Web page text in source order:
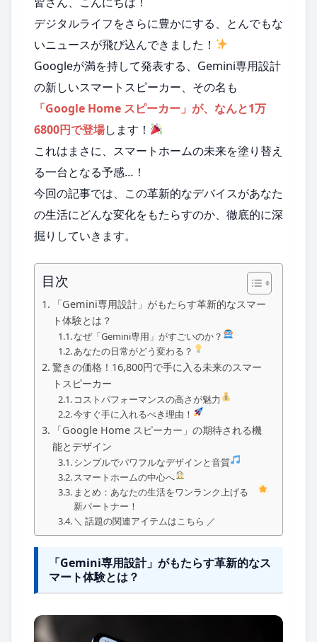
デジタルライフをさらに豊かにする、とんでもな
いニュースが飛び込んできました！
Googleが満を持して発表する、Gemini専用設計
の新しいスマートスピーカー、その名も
「Google Home スピーカー」が、なんと1万
6800円で登場します！
これはまさに、スマートホームの未来を塗り替え
る一台となる予感…！
今回の記事では、この革新的なデバイスがあなた
の生活にどんな変化をもたらすのか、徹底的に深
掘りしていきます。
目次
「Gemini専用設計」がもたらす革新的なスマー
ト体験とは？
なぜ「Gemini専用」がすごいのか？
あなたの日常がどう変わる？
驚きの価格！16,800円で手に入る未来のスマー
トスピーカー
コストパフォーマンスの高さが魅力
今すぐ手に入れるべき理由！
「Google Home スピーカー」の期待される機
能とデザイン
シンプルでパワフルなデザインと音質
スマートホームの中心へ
まとめ：あなたの生活をワンランク上げる
新パートナー！
＼ 話題の関連アイテムはこちら ／
「Gemini専用設計」がもたらす革新的なス
マート体験とは？